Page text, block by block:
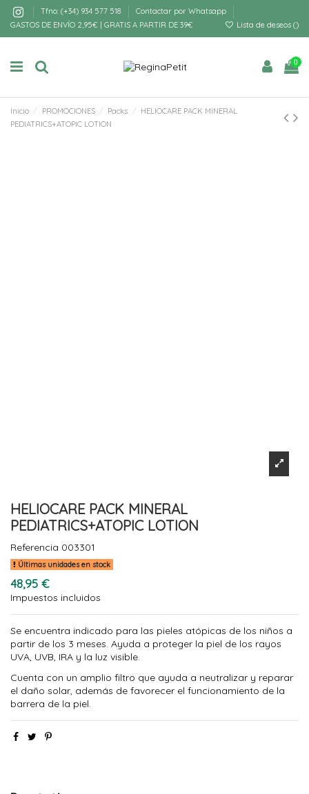
Tfno: (+34) 934 577 518
Contactar por Whatsapp
GASTOS DE ENVÍO 2,95€ | GRATIS A PARTIR DE 39€
Lista de deseos ()
0
Inicio PROMOCIONES Packs
HELIOCARE PACK MINERAL
PEDIATRICS+ATOPIC LOTION
HELIOCARE PACK MINERAL
PEDIATRICS+ATOPIC LOTION
Referencia 003301
Últimas unidades en stock
48,95 €
Impuestos incluidos
Se encuentra indicado para las pieles atópicas de los niños a
partir de los 3 meses. Ayuda a proteger la piel de los rayos
UVA, UVB, IRA y la luz visible.
Cuenta con un amplio filtro que ayuda a neutralizar y reparar
el daño solar, además de favorecer el funcionamiento de la
barrera de la piel.